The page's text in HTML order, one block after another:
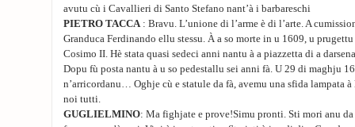
avutu cù i Cavallieri di Santo Stefano nant’à i barbareschi
PIETRO TACCA : Bravu. L’unione di l’arme è di l’arte. A
Granduca Ferdinando ellu stessu. À a so morte in u 1609, u
Cosimo II. Hè stata quasi sedeci anni nantu à a piazzetta di a
Dopu fù posta nantu à u so pedestallu sei anni fà. U 29 di maghju
n’arricordanu… Oghje cù e statule da fà, avemu una sfida lampata à
noi tutti.
GUGLIELMINO: Ma fighjate e prove!Simu pronti. Sti mori anu da